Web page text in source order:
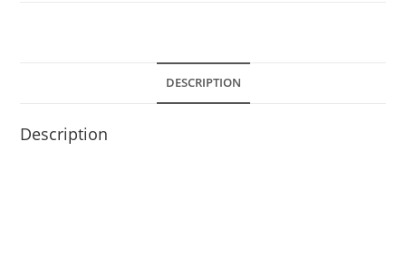
DESCRIPTION
Description